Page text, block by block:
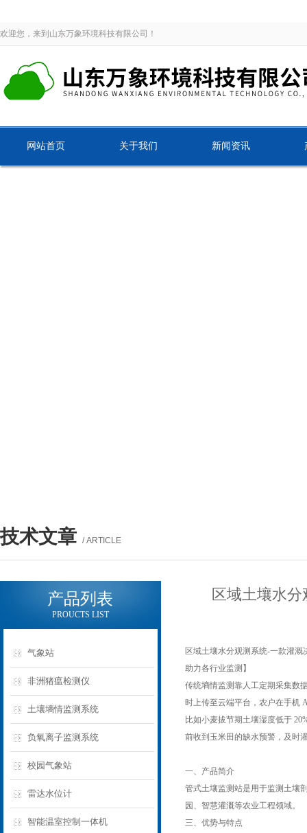
欢迎您，来到山东万象环境科技有限公司！
网站首页 关于我们 新闻资讯
技术文章 / ARTICLE
产品列表
PROUCTS LIST
气象站
非洲猪瘟检测仪
土壤墒情监测系统
负氧离子监测系统
校园气象站
雷达水位计
智能温室控制一体机
区域土壤水
区域土壤水分观测系统-一款灌
助力各行业监测】
传统墒情监测靠人工定期采集数
时上传至云端平台，农户在手机
比如小麦拔节期土壤湿度低于
前收到玉米田的缺水预警，及时
一、产品简介
管式土壤监测站是用于监测土壤
园、智慧灌溉等农业工程领域。
三、优势与特点